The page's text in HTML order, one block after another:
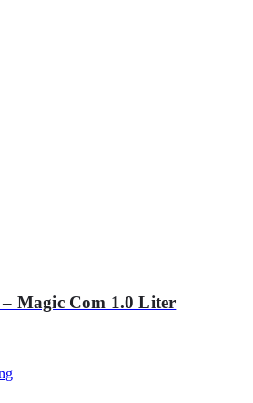
– Magic Com 1.0 Liter